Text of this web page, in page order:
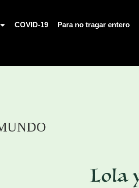
COVID-19 Para no tragar entero